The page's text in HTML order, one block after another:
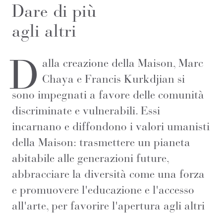
Dare di più
agli altri
D alla creazione della Maison, Marc
Chaya e Francis Kurkdjian si
sono impegnati a favore delle comunità
discriminate e vulnerabili. Essi
incarnano e diffondono i valori umanisti
della Maison: trasmettere un pianeta
abitabile alle generazioni future,
abbracciare la diversità come una forza
e promuovere l'educazione e l'accesso
all'arte, per favorire l'apertura agli altri